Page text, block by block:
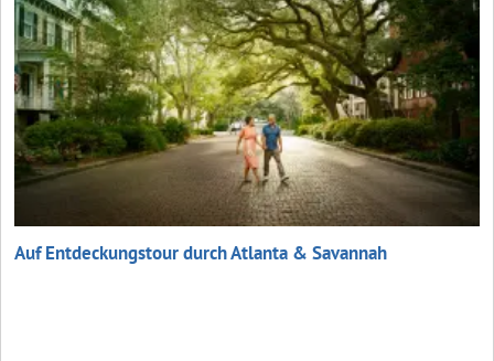
Auf Entdeckungstour durch Atlanta & Savannah